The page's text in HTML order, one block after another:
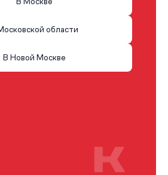
области
В Новой Москве